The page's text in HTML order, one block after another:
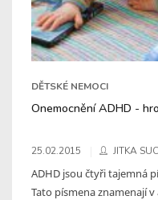
DĚTSKÉ NEMOCI
Onemocnění ADHD -
25.02.2015 JITKA
ADHD jsou čtyři tajemná
Tato písmena znamenají